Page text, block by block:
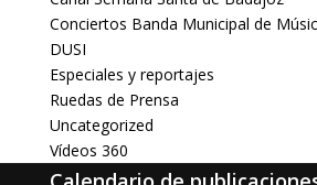
Conciertos Banda Municipal de
DUSI
Especiales y reportajes
Ruedas de Prensa
Uncategorized
Vídeos 360